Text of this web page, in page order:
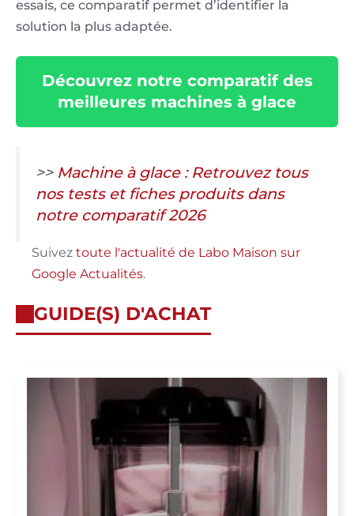
essais, ce comparatif permet d’identifier la
solution la plus adaptée.
Découvrez notre comparatif des
meilleures machines à glace
>> Machine à glace : Retrouvez tous
nos tests et fiches produits dans
notre comparatif 2026
Suivez toute l'actualité de Labo Maison sur
Google Actualités.
GUIDE(S) D'ACHAT